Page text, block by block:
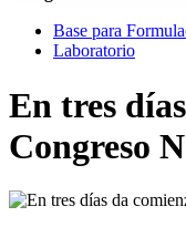
Base para
Laboratorio
En tres
Congreso